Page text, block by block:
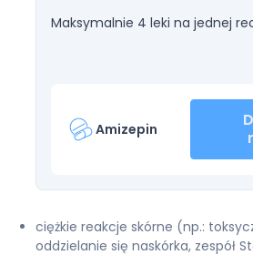
Maksymalnie 4 leki na jednej
Amizepin
ciężkie reakcje skórne (np.:
oddzielanie się naskórka, zespół